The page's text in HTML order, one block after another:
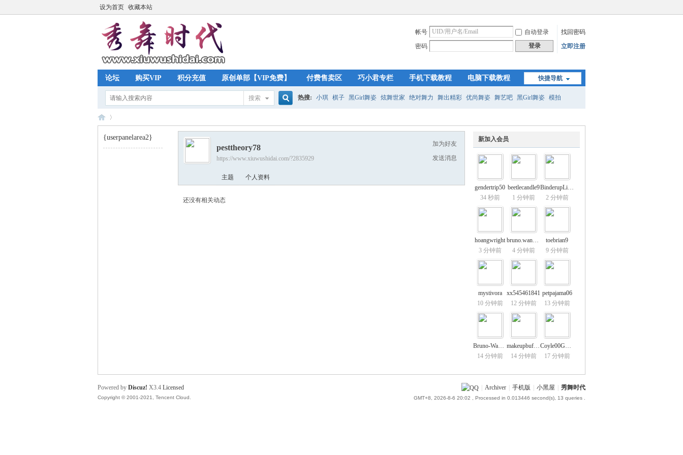
设为首页 收藏本站
帐号 自动登录
找回密码
密码
登录 立即注册
快捷导航
论坛 购买VIP 积分充值 原创单部【VIP免费】 付费售卖区 巧小君专栏 手机下载教程 电脑下载教程
搜索
索
热搜: 小琪 棋子 黑Girl舞姿 炫舞世家 绝对舞力 舞出精彩 优尚舞姿 舞艺吧 黑Girl舞姿 模拍
{userpanelarea2} 新加入会员
gendertrip50
34 秒前
beetlecandle9
1 分钟前
BinderupLind6
2 分钟前
hoangwright
3 分钟前
bruno.wangbzm
4 分钟前
toebrian9
9 分钟前
mystivora
10 分钟前
xx545461841
12 分钟前
petpajama06
13 分钟前
Bruno-Wangtuv
14 分钟前
makeupbuffet0
14 分钟前
Coyle00Gordon
17 分钟前
加为好友
发送消息
pesttheory78
https://www.xiuwushidai.com/?2835929
主题 个人资料
还没有相关动态
Archiver 手机版 小黑屋 秀舞时代
GMT+8, 2026-8-6 20:02 , Processed in 0.013446 second(s), 13 queries .
Powered by Discuz! X3.4 Licensed
Copyright © 2001-2021, Tencent Cloud.